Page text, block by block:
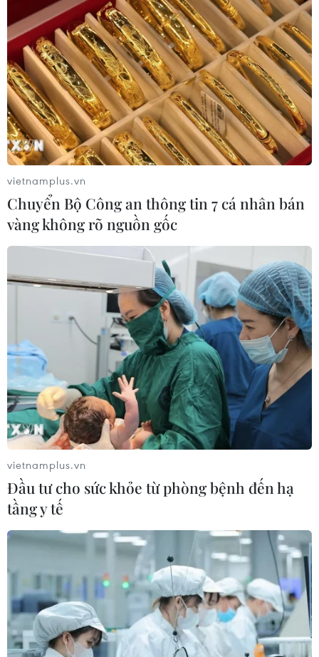
vietnamplus.vn
Chuyển Bộ Công an thông tin 7 cá nhân bán
vàng không rõ nguồn gốc
vietnamplus.vn
Đầu tư cho sức khỏe từ phòng bệnh đến hạ
tầng y tế